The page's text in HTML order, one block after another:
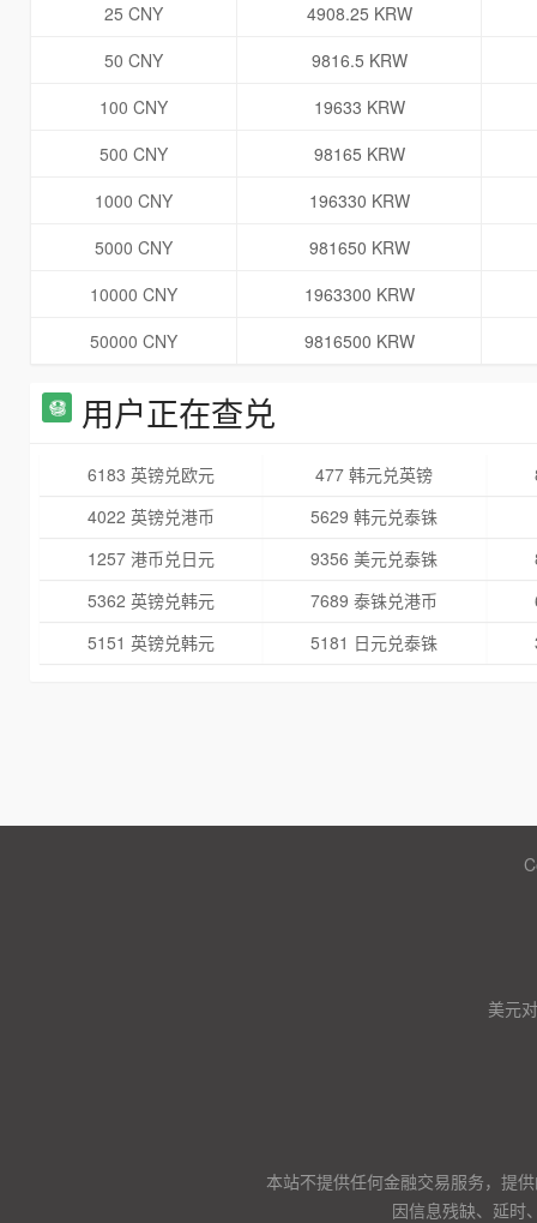
25 CNY
4908.25 KRW
50 CNY
9816.5 KRW
100 CNY
19633 KRW
500 CNY
98165 KRW
1000 CNY
196330 KRW
5000 CNY
981650 KRW
10000 CNY
1963300 KRW
50000 CNY
9816500 KRW
用户正在查兑
6183 英镑兑欧元 477 韩元兑英镑
4022 英镑兑港币
5629 韩元兑泰铢
1257 港币兑日元
9356 美元兑泰铢
5362 英镑兑韩元
7689 泰铢兑港币
5151 英镑兑韩元
5181 日元兑泰铢
美元
本站不提供任何金融交易服务，提
因信息残缺、延时